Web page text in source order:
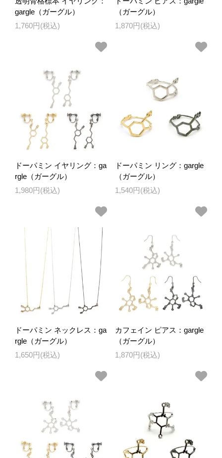
gargle（ガーグル）
1,760円(税込)
（ガーグル）
1,870円(税込)
ドーパミン イヤリング：ga
rgle（ガーグル）
1,980円(税込)
ドーパミン リング：gargle
（ガーグル）
1,540円(税込)
ドーパミン ネックレス：ga
rgle（ガーグル）
1,650円(税込)
カフェイン ピアス：gargle
（ガーグル）
1,870円(税込)